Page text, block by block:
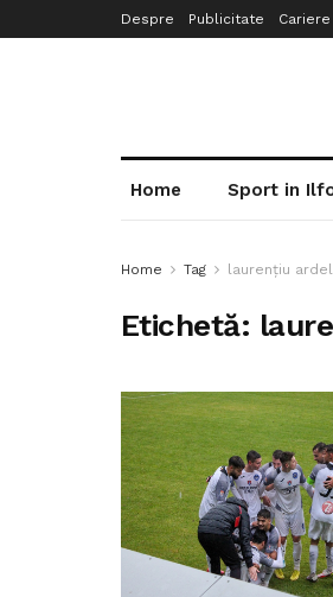
Despre Publicitate Cariere
Home Sport in
Home Tag laurențiu
Etichetă: